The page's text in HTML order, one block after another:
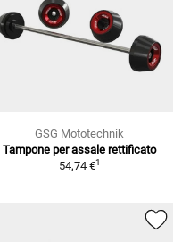
GSG Mototechnik
Tampone per assale rettificato
54,74 €1